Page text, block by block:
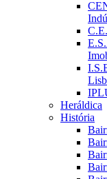
Heráldica
História